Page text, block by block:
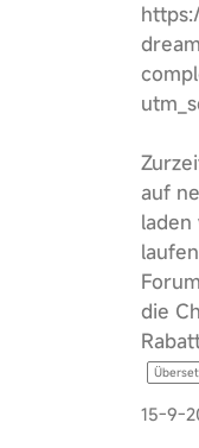
auf
laden
die
15-9-